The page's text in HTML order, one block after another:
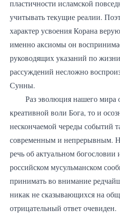
пластичности исламской
учитывать текущие реалии.
характер усвоения Корана
именно аксиомы он
руководящих указаний по
рассуждений несложно
Сунны.
Раз эволюция нашего мира
креативной воли Бога, то и
нескончаемой череды событий
современным и непрерывным.
речь об актуальном богословии
российском мусульманском
принимать во внимание
никак не сказывающихся на
отрицательный ответ очевиден.